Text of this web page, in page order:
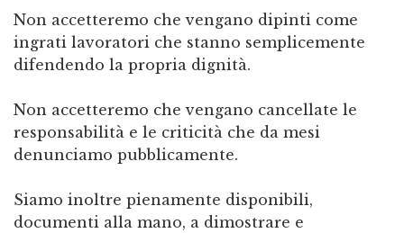
Non accetteremo che vengano dipinti come
ingrati lavoratori che stanno semplicemente
difendendo la propria dignità.
Non accetteremo che vengano cancellate le
responsabilità e le criticità che da mesi
denunciamo pubblicamente.
Siamo inoltre pienamente disponibili,
documenti alla mano, a dimostrare e